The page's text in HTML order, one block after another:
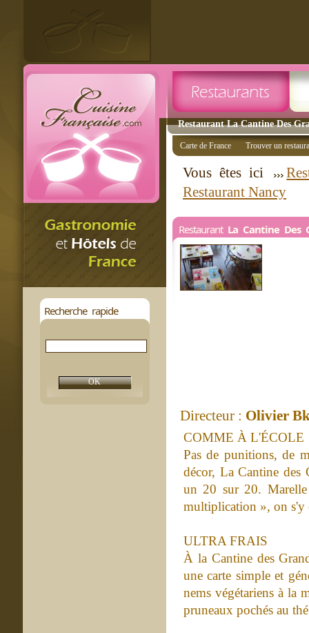
Restaurant La Cantine Des
Recherche rapide
Carte de France Trouver un
Vous êtes ici
Restaurant Nancy
Restaurant La Cantine Des
Directeur : Olivier
COMME À L'ÉCOLE
Pas de punitions, de
décor, La Cantine des
un 20 sur 20. Marelle
multiplication », on s'y
ULTRA FRAIS
À la Cantine des
une carte simple et
nems végétariens à la
pruneaux pochés au